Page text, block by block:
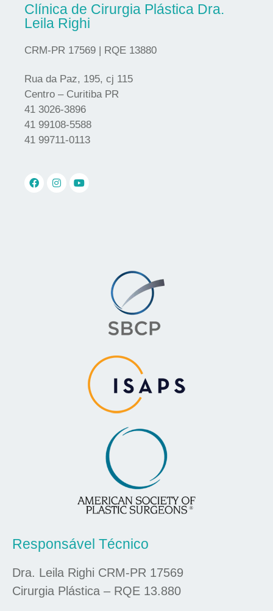
Clínica de Cirurgia Plástica Dra.
Leila Righi
CRM-PR 17569 | RQE 13880
Rua da Paz, 195, cj 115
Centro – Curitiba PR
41 3026-3896
41 99108-5588
41 99711-0113
Responsável Técnico
Dra. Leila Righi CRM-PR 17569
Cirurgia Plástica – RQE 13.880